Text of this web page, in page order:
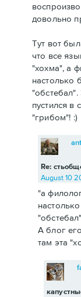
довольно
Тут вот
что все
"хохма", а
настолько
пустился в
"грибом"! :)
Re:
August 10
"а
А блог
там эта